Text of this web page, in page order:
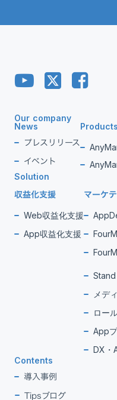
Our company
News
プレスリリース
イベント
Products
Solution
収益化支援
Web収益化支援
App収益化支援
マーケ
メデ
ロー
App
DX・
Contents
導入事例
Tipsブログ